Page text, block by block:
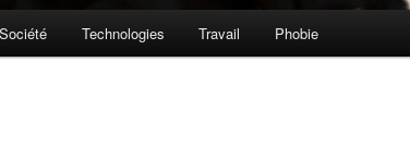
Société Technologies Travail Phobie